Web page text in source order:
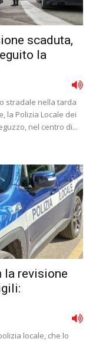
scaduta,
la
stradale nella tarda
la Polizia Locale dei
nel centro di...
la revisione
locale, che lo